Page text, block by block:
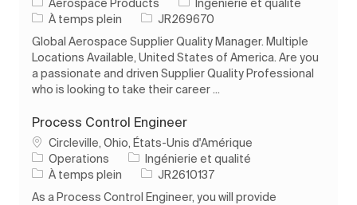
Aerospace Products
Ingénierie et qualité
Type d’emploi
À temps plein ID de l’emploi
JR269670
Global Aerospace Supplier Quality Manager. Multiple
Locations Available, United States of America. Are you
a passionate and driven Supplier Quality Professional
who is looking to take their career ...
Process Control Engineer
Emplacement
Circleville, Ohio, États-Unis d'Amérique
Operations
Catégorie
Ingénierie et qualité
Type d’emploi
À temps plein ID de l’emploi
JR2610137
As a Process Control Engineer, you will provide